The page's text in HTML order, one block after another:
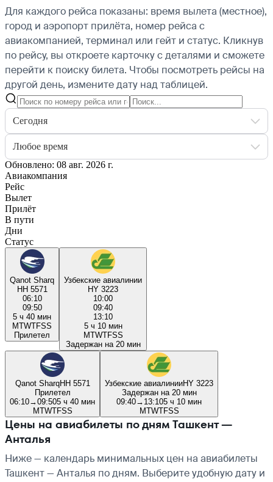
Для каждого рейса показаны: время вылета (местное),
город и аэропорт прилёта, номер рейса с
авиакомпанией, терминал или гейт и статус. Кликнув
по рейсу, вы откроете карточку с деталями и сможете
перейти к поиску билета. Чтобы посмотреть рейсы на
другой день, измените дату над таблицей.
Сегодня
Любое время
Обновлено: 08 авг. 2026 г.
Авиакомпания
Рейс
Вылет
Прилёт
В пути
Дни
Статус
Qanot Sharq
HH 5571
06:10
09:50
5 ч 40 мин
MTWTFSS
Прилетел
Узбекские авиалинии
HY 3223
10:00
09:40
13:10
5 ч 10 мин
MTWTFSS
Задержан на 20 мин
Qanot SharqHH 5571
Прилетел
06:10→09:505 ч 40 мин
MTWTFSS
Узбекские авиалинииHY 3223
Задержан на 20 мин
09:40→ 13:105 ч 10 мин
MTWTFSS
Цены на авиабилеты по дням Ташкент —
Анталья
Ниже — календарь минимальных цен на авиабилеты
Ташкент — Анталья по дням. Выберите удобную дату и